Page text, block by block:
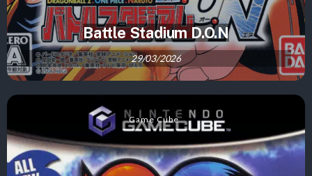
Battle Stadium D.O.N
29/03/2026
Game Cube